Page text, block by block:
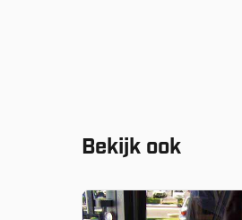
Bekijk ook
Vanaf: 60.80